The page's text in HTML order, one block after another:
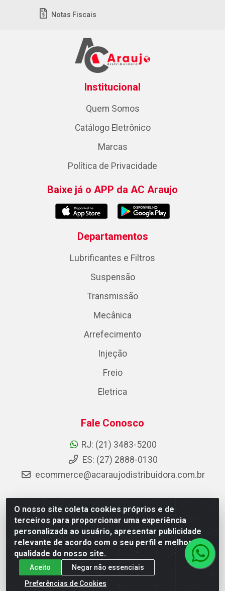
O nosso site coleta cookies próprios e de
terceiros para proporcionar uma experiência
personalizada ao usuário, apresentar publicidade
relevante de acordo com o seu perfil e melhorar a
qualidade do nosso site.
Aceito
Negar não essenciais
Preferências de Cookies
Notas Fiscais
Institucional
Quem Somos
Catálogo Eletrônico
Marcas
Política de Privacidade
Baixe já o APP da AC Araujo
Departamentos
Lubrificantes e Filtros
Suspensão
Transmissão
Mecânica
Arrefecimento
Injeção
Freio
Eletrica
Fale Conosco
RJ: (21) 3483-5200
ES: (27) 2888-0130
ecommerce@acaraujodistribuidora.com.br
AC Araujo Distribuidora - Rua Carneiro de Campos, 42 -
São Cristóvão, Rio de Janeiro/RJ - CEP 20.920-410 -
CNPJ 08.744.753/0003-85